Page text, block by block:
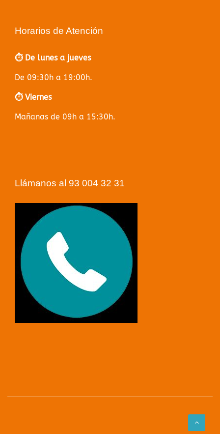
Horarios de Atención
⏱️ De lunes a jueves
De 09:30h a 19:00h.
⏱️ Viernes
Mañanas de 09h a 15:30h.
Llámanos al 93 004 32 31